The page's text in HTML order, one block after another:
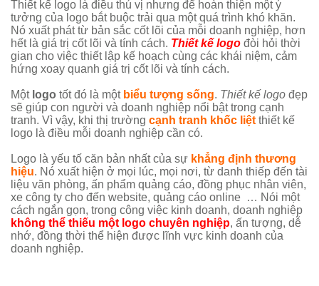
Thiết kế logo là điều thú vị nhưng để hoàn thiện một ý
tưởng của logo bắt buộc trải qua một quá trình khó khăn.
Nó xuất phát từ bản sắc cốt lõi của mỗi doanh nghiệp, hơn
hết là giá trị cốt lõi và tính cách. Thiết kế logo đòi hỏi thời
gian cho việc thiết lập kế hoạch cùng các khái niệm, cảm
hứng xoay quanh giá trị cốt lõi và tính cách.
Một logo tốt đó là một biểu tượng sống. Thiết kế logo đẹp
sẽ giúp con người và doanh nghiệp nổi bật trong cạnh
tranh. Vì vậy, khi thị trường cạnh tranh khốc liệt thiết kế
logo là điều mỗi doanh nghiệp cần có.
Logo là yếu tố căn bản nhất của sự khẳng định thương
hiệu. Nó xuất hiện ở mọi lúc, mọi nơi, từ danh thiếp đến tài
liệu văn phòng, ấn phẩm quảng cáo, đồng phục nhân viên,
xe công ty cho đến website, quảng cáo online … Nói một
cách ngắn gọn, trong công việc kinh doanh, doanh nghiệp
không thể thiếu một logo chuyên nghiệp, ấn tượng, dễ
nhớ, đồng thời thể hiện được lĩnh vực kinh doanh của
doanh nghiệp.